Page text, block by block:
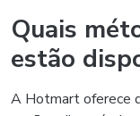
Quais
estão
A Hotmart oferece